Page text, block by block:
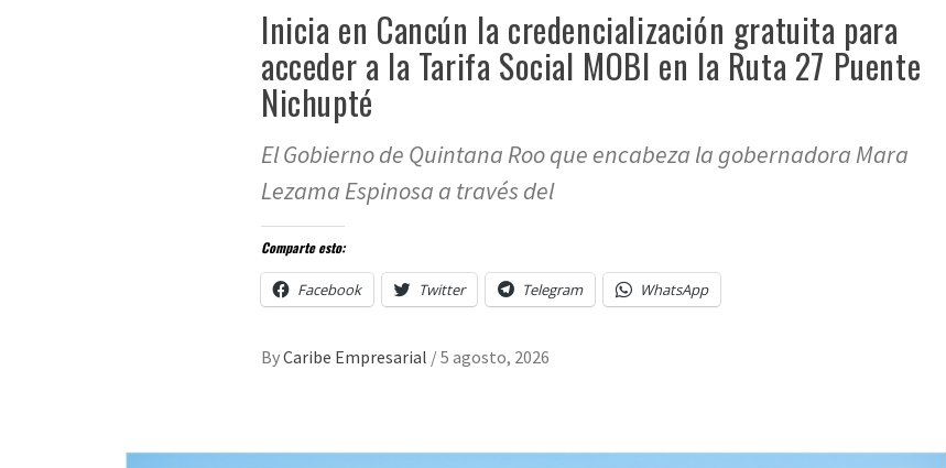
Inicia en Cancún la credencialización gratuita para
acceder a la Tarifa Social MOBI en la Ruta 27 Puente
Nichupté
El Gobierno de Quintana Roo que encabeza la gobernadora Mara
Lezama Espinosa a través del
Comparte esto:
Facebook Twitter Telegram WhatsApp
ByCaribe Empresarial /5 agosto, 2026